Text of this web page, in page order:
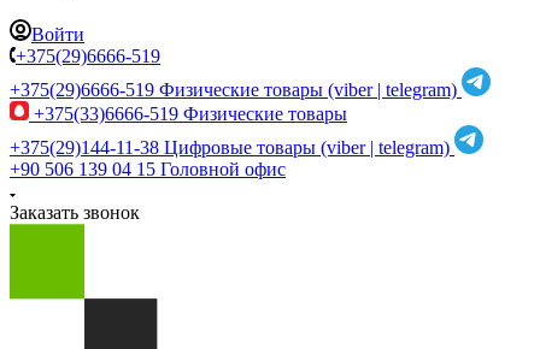
Войти
+375(29)6666-519
+375(29)6666-519 Физические товары (viber | telegram)
+375(33)6666-519 Физические товары
+375(29)144-11-38 Цифровые товары (viber | telegram)
+90 506 139 04 15 Головной офис
Заказать звонок